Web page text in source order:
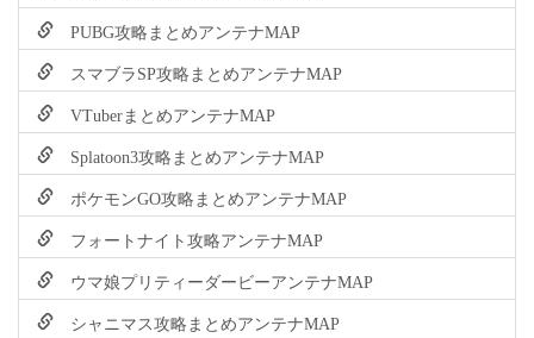
PUBG攻略まとめアンテナMAP
スマブラSP攻略まとめアンテナMAP
VTuberまとめアンテナMAP
Splatoon3攻略まとめアンテナMAP
ポケモンGO攻略まとめアンテナMAP
フォートナイト攻略アンテナMAP
ウマ娘プリティーダービーアンテナMAP
シャニマス攻略まとめアンテナMAP